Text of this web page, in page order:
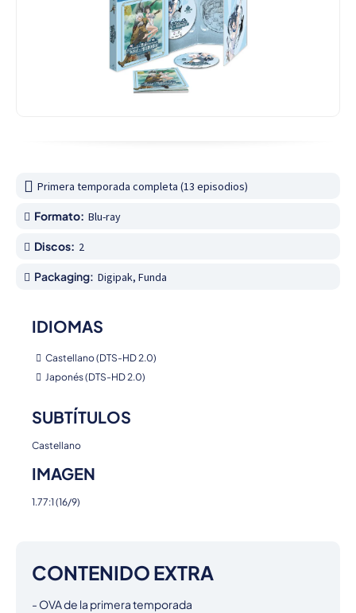
Primera temporada completa (13 episodios)
Formato: Blu-ray
Discos: 2
Packaging: Digipak, Funda
IDIOMAS
Castellano (DTS-HD 2.0)
Japonés (DTS-HD 2.0)
SUBTÍTULOS
Castellano
IMAGEN
1.77:1 (16/9)
CONTENIDO EXTRA
- OVA de la primera temporada